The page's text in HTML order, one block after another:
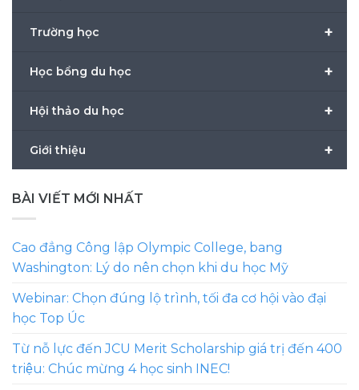
+
Trường học
+
Học bổng du học
+
Hội thảo du học
+
Giới thiệu
BÀI VIẾT MỚI NHẤT
Cao đẳng Công lập Olympic College, bang
Washington: Lý do nên chọn khi du học Mỹ
Webinar: Chọn đúng lộ trình, tối đa cơ hội vào đại
học Top Úc
Từ nỗ lực đến JCU Merit Scholarship giá trị đến 400
triệu: Chúc mừng 4 học sinh INEC!